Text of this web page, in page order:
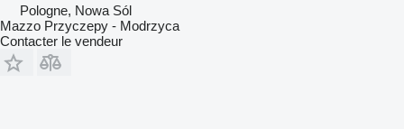
Pologne, Nowa Sól
Mazzo Przyczepy - Modrzyca
Contacter le vendeur